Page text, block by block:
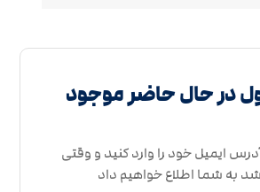
در حال حاضر موجود
ایمیل خود را وارد کنید و وقتی
به شما اطلاع خواهیم داد